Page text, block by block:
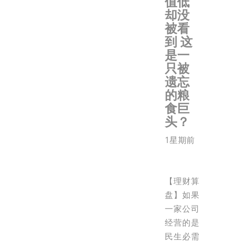
却没
被看
到 这
是一
只被
遗忘
的粮
食巨
头？
1星期前
【理财算
盘】如果
一家公司
经营的是
民生必需